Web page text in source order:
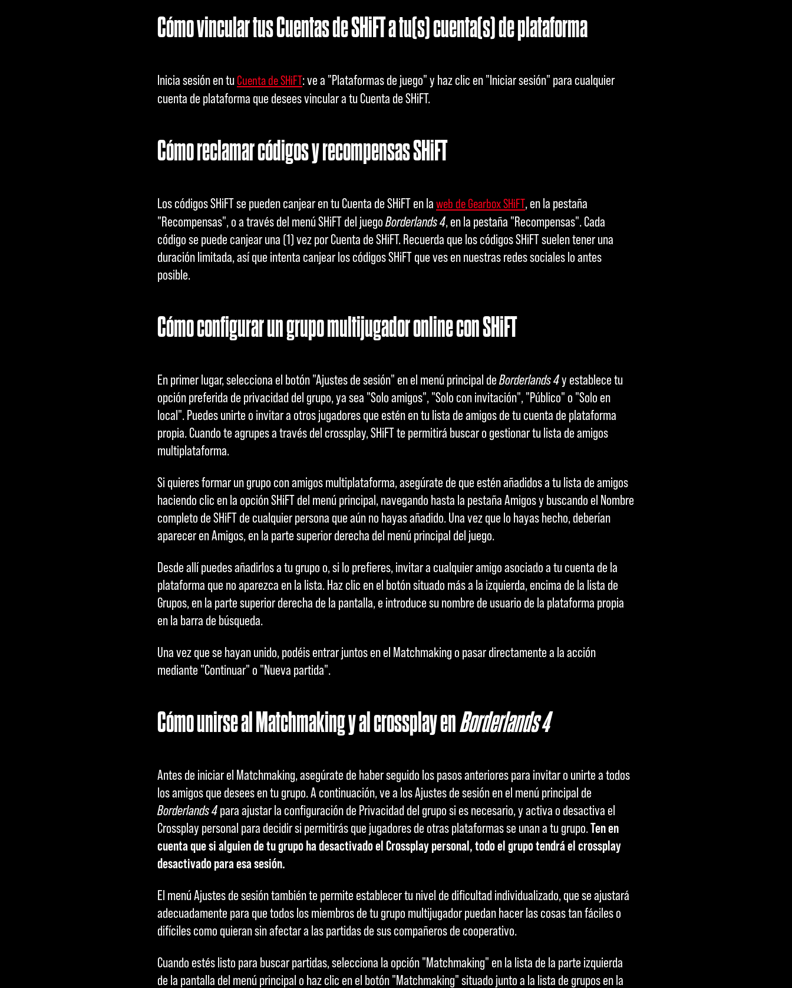
Cómo vincular tus Cuentas de SHiFT a tu(s) cuenta(s) de plataforma
Inicia sesión en tu Cuenta de SHiFT: ve a "Plataformas de juego" y haz clic en "Iniciar sesión" para cualquier
cuenta de plataforma que desees vincular a tu Cuenta de SHiFT.
Cómo reclamar códigos y recompensas SHiFT
Los códigos SHiFT se pueden canjear en tu Cuenta de SHiFT en la web de Gearbox SHiFT, en la pestaña
"Recompensas", o a través del menú SHiFT del juegoBorderlands 4, en la pestaña "Recompensas". Cada
código se puede canjear una (1) vez por Cuenta de SHiFT. Recuerda que los códigos SHiFT suelen tener una
duración limitada, así que intenta canjear los códigos SHiFT que ves en nuestras redes sociales lo antes
posible.
Cómo configurar un grupo multijugador online con SHiFT
En primer lugar, selecciona el botón "Ajustes de sesión" en el menú principal deBorderlands 4y establece tu
opción preferida de privacidad del grupo, ya sea "Solo amigos", "Solo con invitación", "Público" o "Solo en
local". Puedes unirte o invitar a otros jugadores que estén en tu lista de amigos de tu cuenta de plataforma
propia. Cuando te agrupes a través del crossplay, SHiFT te permitirá buscar o gestionar tu lista de amigos
multiplataforma.
Si quieres formar un grupo con amigos multiplataforma, asegúrate de que estén añadidos a tu lista de amigos
haciendo clic en la opción SHiFT del menú principal, navegando hasta la pestaña Amigos y buscando el Nombre
completo de SHiFT de cualquier persona que aún no hayas añadido. Una vez que lo hayas hecho, deberían
aparecer en Amigos, en la parte superior derecha del menú principal del juego.
Desde allí puedes añadirlos a tu grupo o, si lo prefieres, invitar a cualquier amigo asociado a tu cuenta de la
plataforma que no aparezca en la lista. Haz clic en el botón situado más a la izquierda, encima de la lista de
Grupos, en la parte superior derecha de la pantalla, e introduce su nombre de usuario de la plataforma propia
en la barra de búsqueda.
Una vez que se hayan unido, podéis entrar juntos en el Matchmaking o pasar directamente a la acción
mediante "Continuar" o "Nueva partida".
Cómo unirse al Matchmaking y al crossplay enBorderlands 4
Antes de iniciar el Matchmaking, asegúrate de haber seguido los pasos anteriores para invitar o unirte a todos
los amigos que desees en tu grupo. A continuación, ve a los Ajustes de sesión en el menú principal de
Borderlands 4para ajustar la configuración de Privacidad del grupo si es necesario, y activa o desactiva el
Crossplay personal para decidir si permitirás que jugadores de otras plataformas se unan a tu grupo.Ten en
cuenta que si alguien de tu grupo ha desactivado el Crossplay personal, todo el grupo tendrá el crossplay
desactivado para esa sesión.
El menú Ajustes de sesión también te permite establecer tu nivel de dificultad individualizado, que se ajustará
adecuadamente para que todos los miembros de tu grupo multijugador puedan hacer las cosas tan fáciles o
difíciles como quieran sin afectar a las partidas de sus compañeros de cooperativo.
Cuando estés listo para buscar partidas, selecciona la opción "Matchmaking" en la lista de la parte izquierda
de la pantalla del menú principal o haz clic en el botón "Matchmaking" situado junto a la lista de grupos en la